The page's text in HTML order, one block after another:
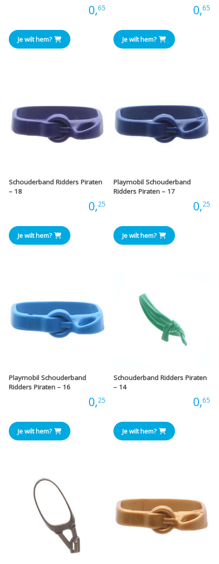
0,65
Je wilt hem?
0,65
Je wilt hem?
Schouderband Ridders Piraten
– 18
0,25
Je wilt hem?
Playmobil Schouderband
Ridders Piraten – 17
0,25
Je wilt hem?
Playmobil Schouderband
Ridders Piraten – 16
0,25
Je wilt hem?
Schouderband Ridders Piraten
– 14
0,65
Je wilt hem?